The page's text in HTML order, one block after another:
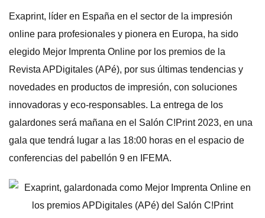
Exaprint, líder en España en el sector de la impresión
online para profesionales y pionera en Europa, ha sido
elegido Mejor Imprenta Online por los premios de la
Revista APDigitales (APé), por sus últimas tendencias y
novedades en productos de impresión, con soluciones
innovadoras y eco-responsables. La entrega de los
galardones será mañana en el Salón C!Print 2023, en una
gala que tendrá lugar a las 18:00 horas en el espacio de
conferencias del pabellón 9 en IFEMA.